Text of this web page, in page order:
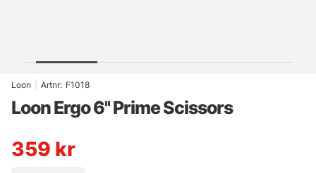
Loon Artnr: F1018
Loon Ergo 6'' Prime Scissors
359 kr